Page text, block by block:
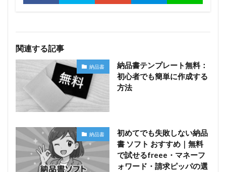
関連する記事
納品書
納品書テンプレート無料：
初心者でも簡単に作成する
方法
納品書
初めてでも失敗しない納品
書 ソフト おすすめ｜無料
で試せるfreee・マネーフ
ォワード・請求ピッパの選